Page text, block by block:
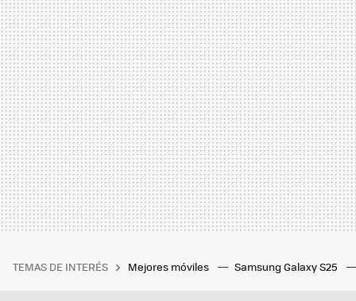
TEMAS DE INTERÉS Mejores móviles Samsung Galaxy S25